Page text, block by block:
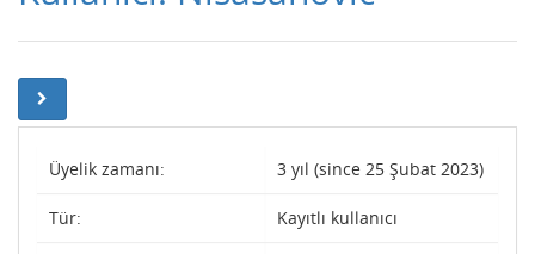
Üyelik zamanı: 3 yıl (since 25 Şubat 2023)
Tür: Kayıtlı kullanıcı